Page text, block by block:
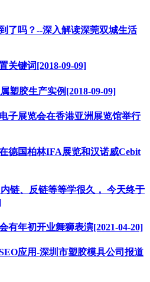
了吗？--深入解读深莞双城生活
关键词[2018-09-09]
塑胶生产实例[2018-09-09]
子展览会在香港亚洲展览馆举行
德国柏林IFA展览和汉诺威Cebit
链、反链等等学很久， 今天终于
有年初开业舞狮表演[2021-04-20]
应用-深圳市塑胶模具公司报道